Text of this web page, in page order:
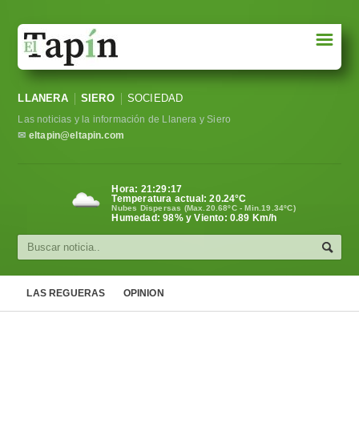
Sociedad
Política
Cultura
☰
LLANERA SIERO SOCIEDAD
Las noticias y la información de Llanera y Siero
✉ eltapin@eltapin.com
Hora: 21:29:18
Temperatura actual:20.24°C
Nubes Dispersas (Max.20.68ºC - Min.19.34ºC)
Humedad: 98% y Viento: 0.89 Km/h
LAS REGUERAS OPINION